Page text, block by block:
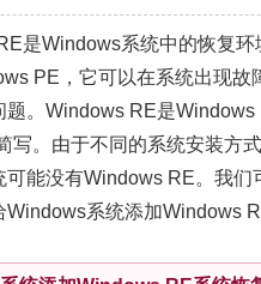
是Windows系统中的恢复环
PE，它可以在系统出现故
题。Windows RE是Windows
写。由于不同的系统安装方
可能没有Windows RE。我们
Windows系统添加Windows